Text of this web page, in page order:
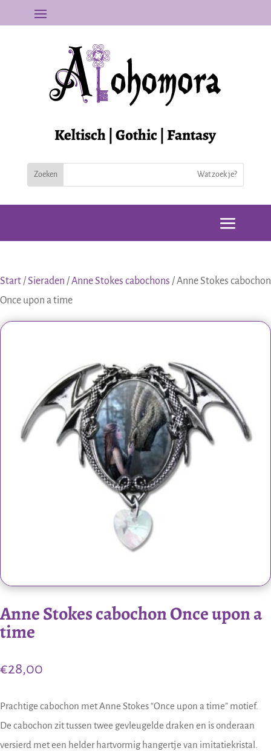
Keltisch | Gothic | Fantasy
Start /Sieraden /Anne Stokes cabochons / Anne Stokes cabochon
Once upon a time
Anne Stokes cabochon Once upon a
time
€28,00
Prachtige cabochon met Anne Stokes “Once upon a time” motief.
De cabochon zit tussen twee gevleugelde draken en is onderaan
versierd met een helder hartvormig hangertje van imitatiekristal.